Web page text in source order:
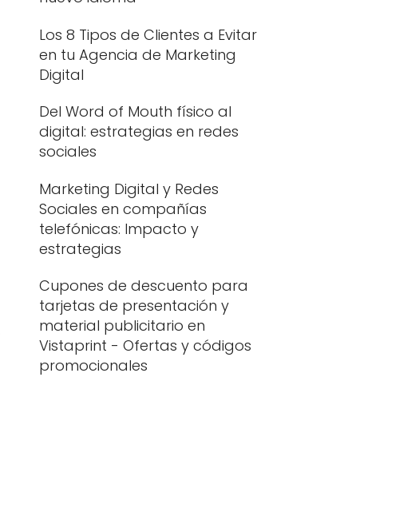
Los 8 Tipos de Clientes a Evitar
en tu Agencia de Marketing
Digital
Del Word of Mouth físico al
digital: estrategias en redes
sociales
Marketing Digital y Redes
Sociales en compañías
telefónicas: Impacto y
estrategias
Cupones de descuento para
tarjetas de presentación y
material publicitario en
Vistaprint - Ofertas y códigos
promocionales